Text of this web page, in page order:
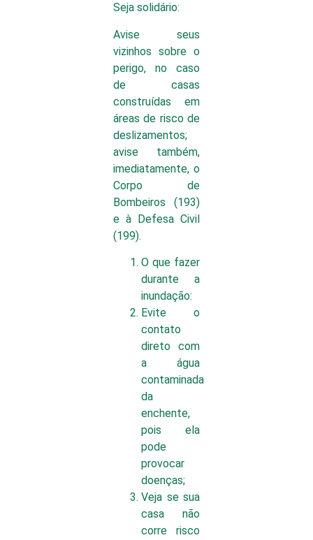
Seja solidário:
Avise seus
vizinhos sobre o
perigo, no caso
de casas
construídas em
áreas de risco de
deslizamentos;
avise também,
imediatamente, o
Corpo de
Bombeiros (193)
e à Defesa Civil
(199).
O que fazer
durante a
inundação:
Evite o
contato
direto com
a água
contaminada
da
enchente,
pois ela
pode
provocar
doenças;
Veja se sua
casa não
corre risco